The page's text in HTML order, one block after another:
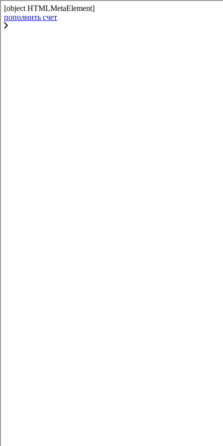
[object HTMLMetaElement]
пополнить счет